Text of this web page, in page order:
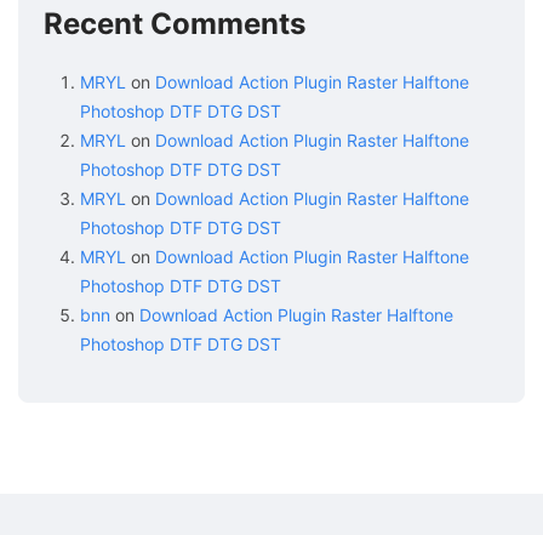
Recent Comments
MRYL on Download Action Plugin Raster Halftone
Photoshop DTF DTG DST
MRYL on Download Action Plugin Raster Halftone
Photoshop DTF DTG DST
MRYL on Download Action Plugin Raster Halftone
Photoshop DTF DTG DST
MRYL on Download Action Plugin Raster Halftone
Photoshop DTF DTG DST
bnn on Download Action Plugin Raster Halftone
Photoshop DTF DTG DST